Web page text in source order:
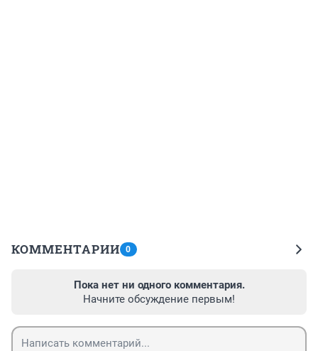
КОММЕНТАРИИ 0
Пока нет ни одного комментария.
Начните обсуждение первым!